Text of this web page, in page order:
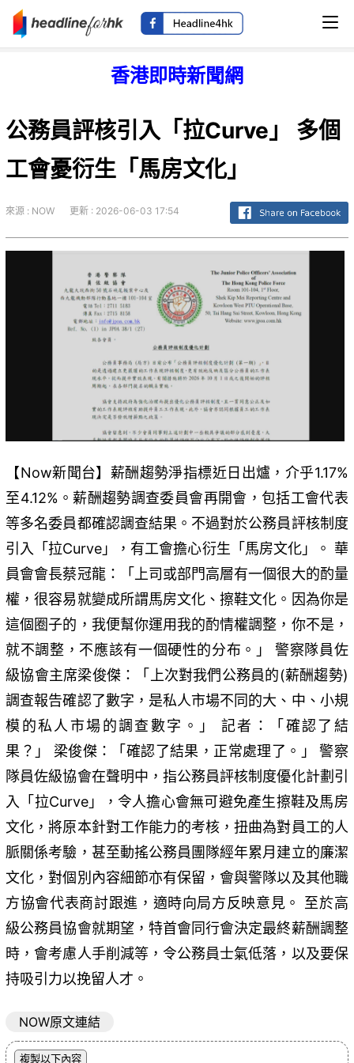
香港即時新聞網
公務員評核引入「拉Curve」 多個
工會憂衍生「馬房文化」
來源 : NOW 更新 : 2026-06-03 17:54
【Now新聞台】薪酬趨勢淨指標近日出爐，介乎1.17%
至4.12%。薪酬趨勢調查委員會再開會，包括工會代表
等多名委員都確認調查結果。不過對於公務員評核制度
引入「拉Curve」，有工會擔心衍生「馬房文化」。 華
員會會長蔡冠龍：「上司或部門高層有一個很大的酌量
權，很容易就變成所謂馬房文化、擦鞋文化。因為你是
這個圈子的，我便幫你運用我的酌情權調整，你不是，
就不調整，不應該有一個硬性的分布。」 警察隊員佐
級協會主席梁俊傑：「上次對我們公務員的(薪酬趨勢)
調查報告確認了數字，是私人市場不同的大、中、小規
模的私人市場的調查數字。」 記者：「確認了結
果？」 梁俊傑：「確認了結果，正常處理了。」 警察
隊員佐級協會在聲明中，指公務員評核制度優化計劃引
入「拉Curve」，令人擔心會無可避免產生擦鞋及馬房
文化，將原本針對工作能力的考核，扭曲為對員工的人
脈關係考驗，甚至動搖公務員團隊經年累月建立的廉潔
文化，對個別內容細節亦有保留，會與警隊以及其他職
方協會代表商討跟進，適時向局方反映意見。 至於高
級公務員協會就期望，特首會同行會決定最終薪酬調整
時，會考慮人手削減等，令公務員士氣低落，以及要保
持吸引力以挽留人才。
NOW原文連結